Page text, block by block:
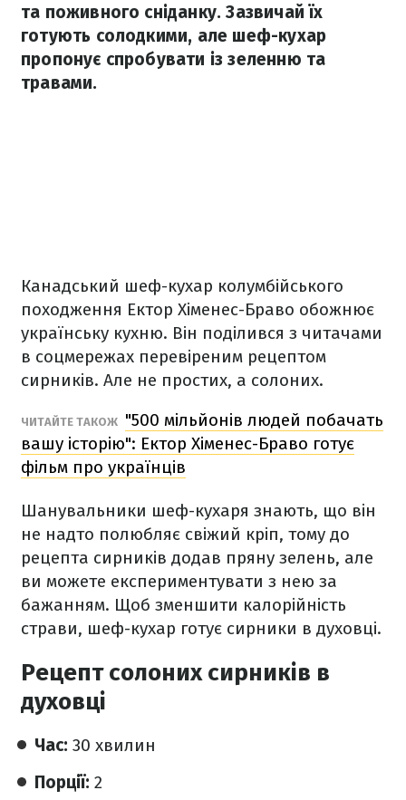
та поживного сніданку. Зазвичай їх
готують солодкими, але шеф-кухар
пропонує спробувати із зеленню та
травами.
Канадський шеф-кухар колумбійського
походження Ектор Хіменес-Браво обожнює
українську кухню. Він поділився з читачами
в соцмережах перевіреним рецептом
сирників. Але не простих, а солоних.
ЧИТАЙТЕ ТАКОЖ "500 мільйонів людей побачать
вашу історію": Ектор Хіменес-Браво готує
фільм про українців
Шанувальники шеф-кухаря знають, що він
не надто полюбляє свіжий кріп, тому до
рецепта сирників додав пряну зелень, але
ви можете експериментувати з нею за
бажанням. Щоб зменшити калорійність
страви, шеф-кухар готує сирники в духовці.
Рецепт солоних сирників в
духовці
Час: 30 хвилин
Порції: 2